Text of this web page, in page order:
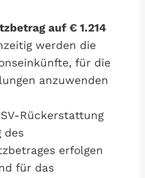
auf € 1.214
werden die
für die
anzuwenden
Rückerstattung
des
erfolgen
für das